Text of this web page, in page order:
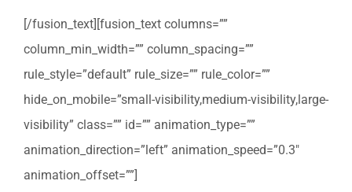
[/fusion_text][fusion_text columns=””
column_min_width=”” column_spacing=””
rule_style=”default” rule_size=”” rule_color=””
hide_on_mobile=”small-visibility,medium-visibility,large-
visibility” class=”” id=”” animation_type=””
animation_direction=”left” animation_speed=”0.3″
animation_offset=””]